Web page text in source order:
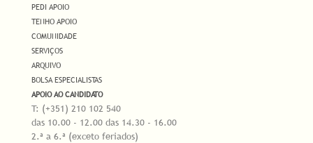
PEDI APOIO
TENHO APOIO
COMUNIDADE
SERVIÇOS
ARQUIVO
BOLSA ESPECIALISTAS
APOIO AO CANDIDATO
T: (+351) 210 102 540
das 10.00 - 12.00 das 14.30 - 16.00
2.ª a 6.ª (exceto feriados)